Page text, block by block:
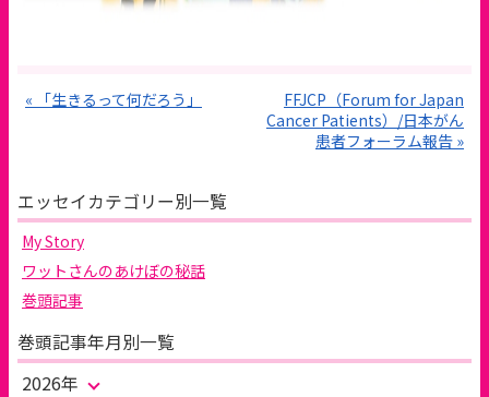
« 「生きるって何だろう」
FFJCP（Forum for Japan
Cancer Patients）/日本がん
患者フォーラム報告 »
エッセイカテゴリー別一覧
My Story
ワットさんのあけぼの秘話
巻頭記事
巻頭記事年月別一覧
2026年